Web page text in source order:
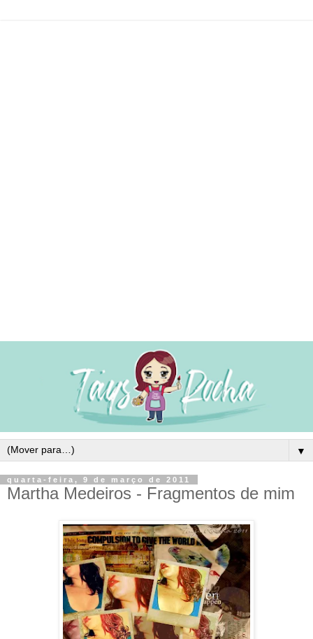
▼
quarta-feira, 9 de março de 2011
Martha Medeiros - Fragmentos de mim